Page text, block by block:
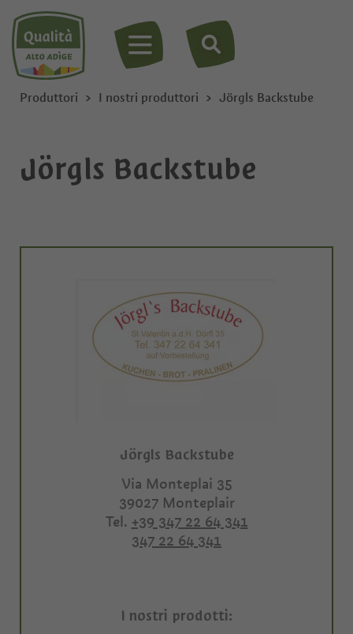
MENU
Produttori I nostri produttori Jörgls Backstube
Jörgls Backstube
Jörgls Backstube
Via Monteplai 35
39027 Monteplair
Tel. +39 347 22 64 341
347 22 64 341
I nostri prodotti: